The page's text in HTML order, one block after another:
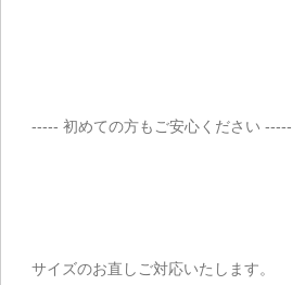
----- 初めての方もご安心ください -----
サイズのお直しご対応いたします。